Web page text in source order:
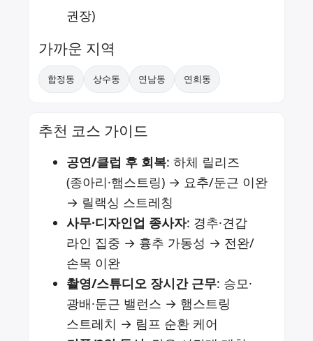
권장)
가까운 지역
합정동 상수동 연남동 연희동
추천 코스 가이드
공연/클럽 후 회복: 하체 릴리즈
(종아리·햄스트링) → 요추/둔근 이완
→ 릴랙싱 스트레칭
사무·디자인업 종사자: 경추·견갑
라인 집중 → 흉추 가동성 → 전완/
손목 이완
촬영/스튜디오 장시간 근무: 승모·
광배·둔근 밸런스 → 햄스트링
스트레치 → 림프 순환 케어